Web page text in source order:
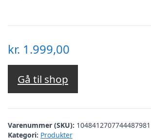
kr. 1.999,00
Gå til shop
Varenummer (SKU): 1048412707744487981
Kategori: Produkter